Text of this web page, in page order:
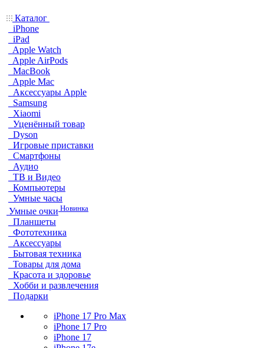
Каталог
iPhone
iPad
Apple Watch
Apple AirPods
MacBook
Apple Mac
Аксессуары Apple
Samsung
Xiaomi
Уценённый товар
Dyson
Игровые приставки
Смартфоны
Аудио
ТВ и Видео
Компьютеры
Умные часы
Умные очки Новинка
Планшеты
Фототехника
Аксессуары
Бытовая техника
Товары для дома
Красота и здоровье
Хобби и развлечения
Подарки
iPhone 17 Pro Max
iPhone 17 Pro
iPhone 17